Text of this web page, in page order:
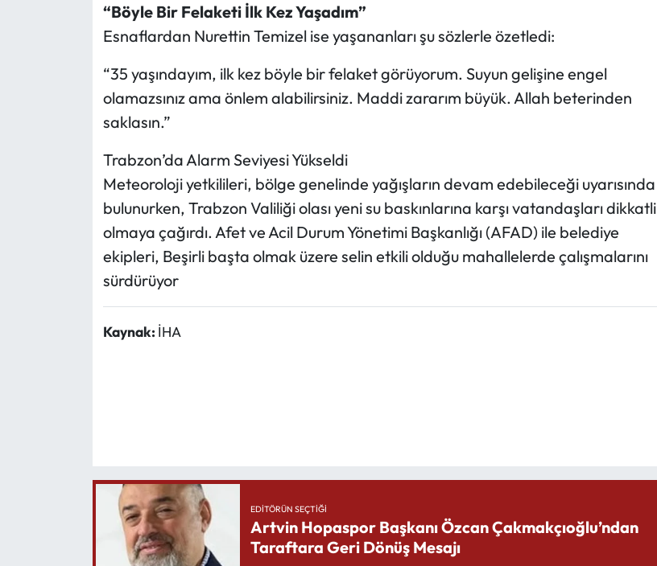
“Böyle Bir Felaketi İlk Kez Yaşadım”
Esnaflardan Nurettin Temizel ise yaşananları şu sözlerle özetledi:
“35 yaşındayım, ilk kez böyle bir felaket görüyorum. Suyun gelişine engel
olamazsınız ama önlem alabilirsiniz. Maddi zararım büyük. Allah beterinden
saklasın.”
Trabzon’da Alarm Seviyesi Yükseldi
Meteoroloji yetkilileri, bölge genelinde yağışların devam edebileceği uyarısında
bulunurken, Trabzon Valiliği olası yeni su baskınlarına karşı vatandaşları dikkatli
olmaya çağırdı. Afet ve Acil Durum Yönetimi Başkanlığı (AFAD) ile belediye
ekipleri, Beşirli başta olmak üzere selin etkili olduğu mahallelerde çalışmalarını
sürdürüyor
Kaynak: İHA
EDITÖRÜN SEÇTIĞI
Artvin Hopaspor Başkanı Özcan Çakmakçıoğlu’ndan
Taraftara Geri Dönüş Mesajı